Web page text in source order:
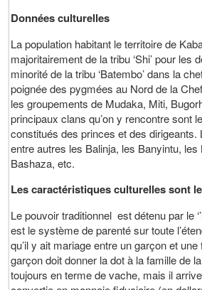
Données culturelles
La population habitant le territoire de
majoritairement de la tribu ‘Shi’ pour les
minorité de la tribu ‘Batembo’ dans la
poignée des pygmées au Nord de la
les groupements de Mudaka, Miti,
principaux clans qu’on y rencontre sont
constitués des princes et des
entre autres les Balinja, les Banyintu, les
Bashaza, etc.
Les caractéristiques culturelles sont
Le pouvoir traditionnel est détenu par le
est le système de parenté sur toute
qu’il y ait mariage entre un garçon et
garçon doit donner la dot à la famille de
toujours en terme de vache, mais il